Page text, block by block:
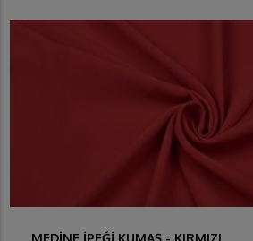
MEDİNE İPEĞİ KUMAŞ - KIRMIZI